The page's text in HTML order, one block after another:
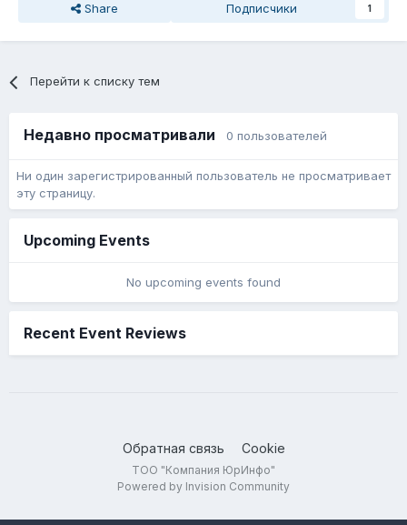
Share Подписчики 1
Перейти к списку тем
Недавно просматривали 0 пользователей
Ни один зарегистрированный пользователь не просматривает
эту страницу.
Upcoming Events
No upcoming events found
Recent Event Reviews
Обратная связь Cookie
ТОО "Компания ЮрИнфо"
Powered by Invision Community